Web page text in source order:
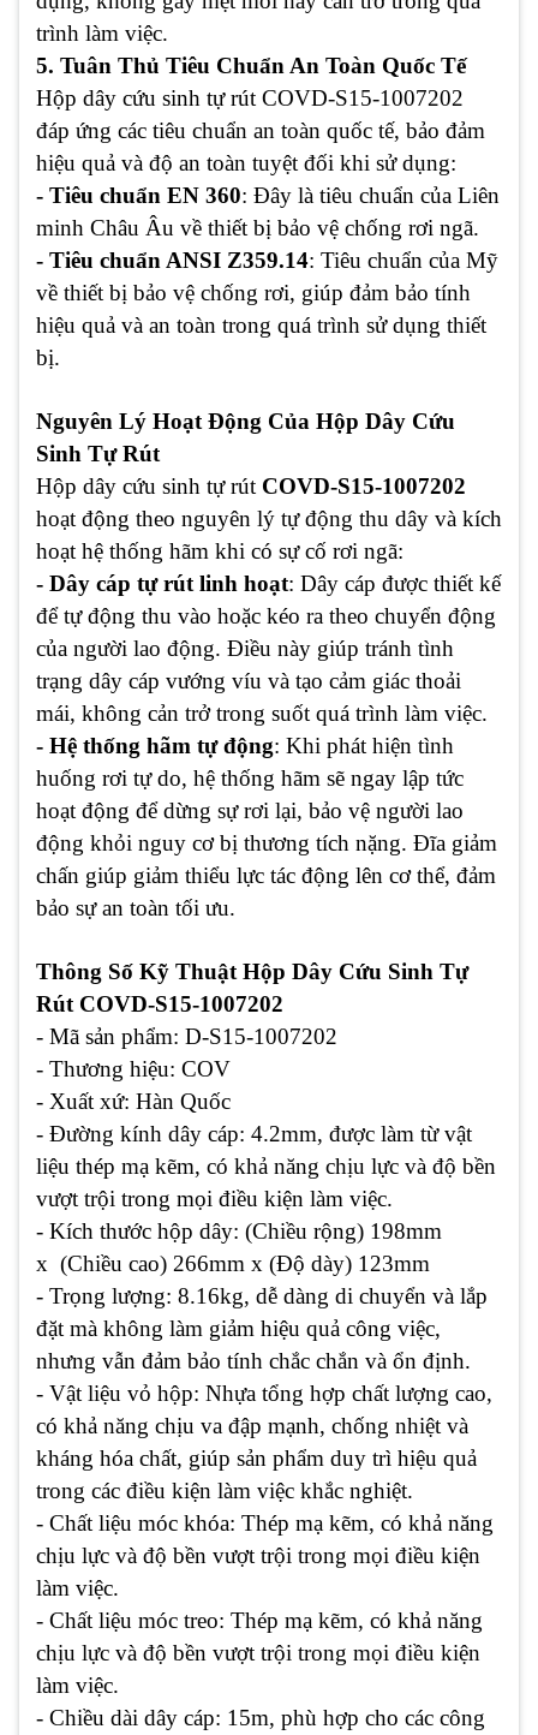
trình làm việc.
5. Tuân Thủ Tiêu Chuẩn An Toàn Quốc Tế
Hộp dây cứu sinh tự rút COVD-S15-1007202
đáp ứng các tiêu chuẩn an toàn quốc tế, bảo đảm
hiệu quả và độ an toàn tuyệt đối khi sử dụng:
- Tiêu chuẩn EN 360: Đây là tiêu chuẩn của Liên
minh Châu Âu về thiết bị bảo vệ chống rơi ngã.
- Tiêu chuẩn ANSI Z359.14: Tiêu chuẩn của Mỹ
về thiết bị bảo vệ chống rơi, giúp đảm bảo tính
hiệu quả và an toàn trong quá trình sử dụng thiết
bị.
Nguyên Lý Hoạt Động Của Hộp Dây Cứu
Sinh Tự Rút
Hộp dây cứu sinh tự rút COVD-S15-1007202
hoạt động theo nguyên lý tự động thu dây và kích
hoạt hệ thống hãm khi có sự cố rơi ngã:
- Dây cáp tự rút linh hoạt: Dây cáp được thiết kế
để tự động thu vào hoặc kéo ra theo chuyển động
của người lao động. Điều này giúp tránh tình
trạng dây cáp vướng víu và tạo cảm giác thoải
mái, không cản trở trong suốt quá trình làm việc.
- Hệ thống hãm tự động: Khi phát hiện tình
huống rơi tự do, hệ thống hãm sẽ ngay lập tức
hoạt động để dừng sự rơi lại, bảo vệ người lao
động khỏi nguy cơ bị thương tích nặng. Đĩa giảm
chấn giúp giảm thiểu lực tác động lên cơ thể, đảm
bảo sự an toàn tối ưu.
Thông Số Kỹ Thuật Hộp Dây Cứu Sinh Tự
Rút COVD-S15-1007202
- Mã sản phẩm: D-S15-1007202
- Thương hiệu: COV
- Xuất xứ: Hàn Quốc
- Đường kính dây cáp: 4.2mm, được làm từ vật
liệu thép mạ kẽm, có khả năng chịu lực và độ bền
vượt trội trong mọi điều kiện làm việc.
- Kích thước hộp dây: (Chiều rộng) 198mm
x (Chiều cao) 266mm x (Độ dày) 123mm
- Trọng lượng: 8.16kg, dễ dàng di chuyển và lắp
đặt mà không làm giảm hiệu quả công việc,
nhưng vẫn đảm bảo tính chắc chắn và ổn định.
- Vật liệu vỏ hộp: Nhựa tổng hợp chất lượng cao,
có khả năng chịu va đập mạnh, chống nhiệt và
kháng hóa chất, giúp sản phẩm duy trì hiệu quả
trong các điều kiện làm việc khắc nghiệt.
- Chất liệu móc khóa: Thép mạ kẽm, có khả năng
chịu lực và độ bền vượt trội trong mọi điều kiện
làm việc.
- Chất liệu móc treo: Thép mạ kẽm, có khả năng
chịu lực và độ bền vượt trội trong mọi điều kiện
làm việc.
- Chiều dài dây cáp: 15m, phù hợp cho các công